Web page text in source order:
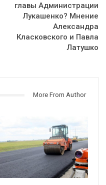
главы Администрации
Лукашенко? Мнение
Александра
Класковского и Павла
Латушко
More From Author